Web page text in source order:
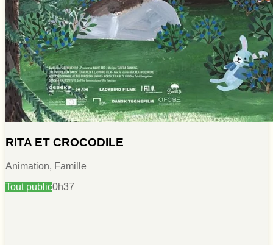
RITA ET CROCODILE
Animation, Famille
Tout public0h37